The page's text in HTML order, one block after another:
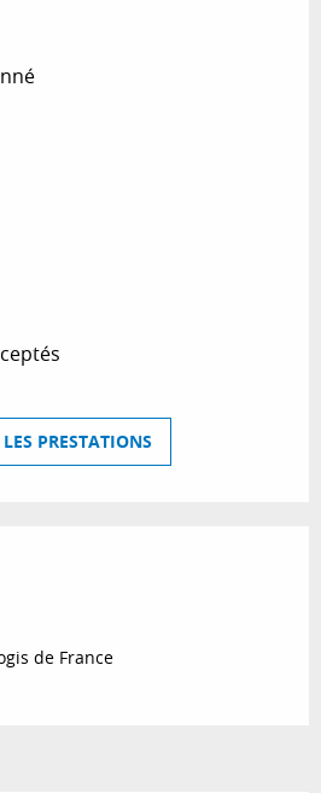
PRESTATIONS
de France